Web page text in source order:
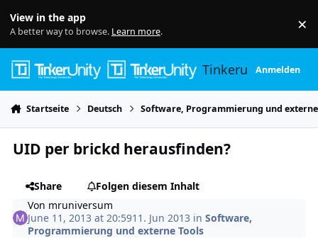
View in the app
A better way to browse. Learn more. ×
TinkerunityAnmelden
Startseite Deutsch Software, Programmierung und
UID per brickd herausfinden?
Share
Folgen diesem Inhalt
Von mruniversum
June 11, 2013 at 20:5911. Jun 2013 inSoftware,
Programmierung und externe Tools